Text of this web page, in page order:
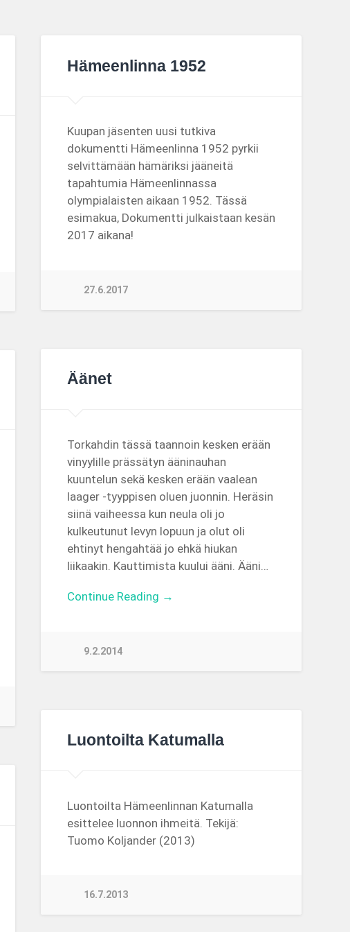
Hämeenlinna 1952
Kuupan jäsenten uusi tutkiva
dokumentti Hämeenlinna 1952 pyrkii
selvittämään hämäriksi jääneitä
tapahtumia Hämeenlinnassa
olympialaisten aikaan 1952. Tässä
esimakua, Dokumentti julkaistaan kesän
2017 aikana!
27.6.2017
Äänet
Torkahdin tässä taannoin kesken erään
vinyylille prässätyn ääninauhan
kuuntelun sekä kesken erään vaalean
laager -tyyppisen oluen juonnin. Heräsin
siinä vaiheessa kun neula oli jo
kulkeutunut levyn lopuun ja olut oli
ehtinyt hengahtää jo ehkä hiukan
liikaakin. Kauttimista kuului ääni. Ääni…
Continue Reading →
9.2.2014
Luontoilta Katumalla
Luontoilta Hämeenlinnan Katumalla
esittelee luonnon ihmeitä. Tekijä:
Tuomo Koljander (2013)
16.7.2013